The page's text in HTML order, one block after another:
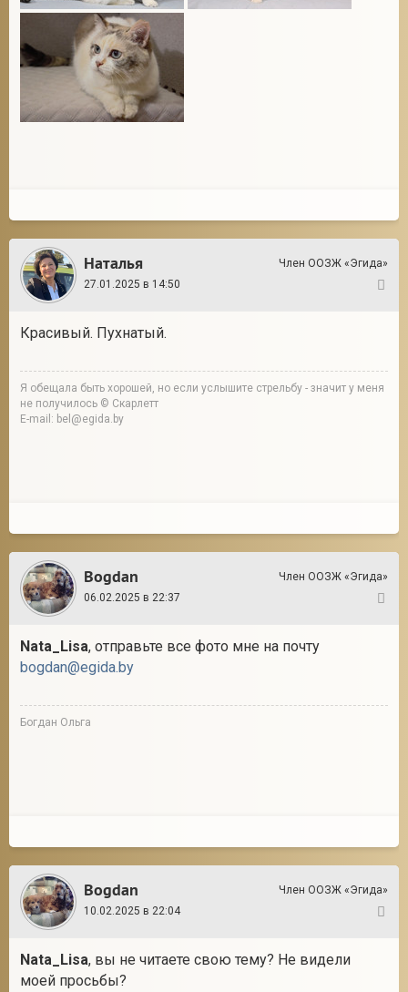
Наталья
Член ООЗЖ «Эгида»
27.01.2025 в 14:50
Красивый. Пухнатый.
Я обещала быть хорошей, но если услышите стрельбу - значит у меня
не получилось © Скарлетт
E-mail: bel@egida.by
Bogdan
Член ООЗЖ «Эгида»
06.02.2025 в 22:37
Nata_Lisa, отправьте все фото мне на почту
bogdan@egida.by
Богдан Ольга
Bogdan
Член ООЗЖ «Эгида»
10.02.2025 в 22:04
Nata_Lisa, вы не читаете свою тему? Не видели
моей просьбы?